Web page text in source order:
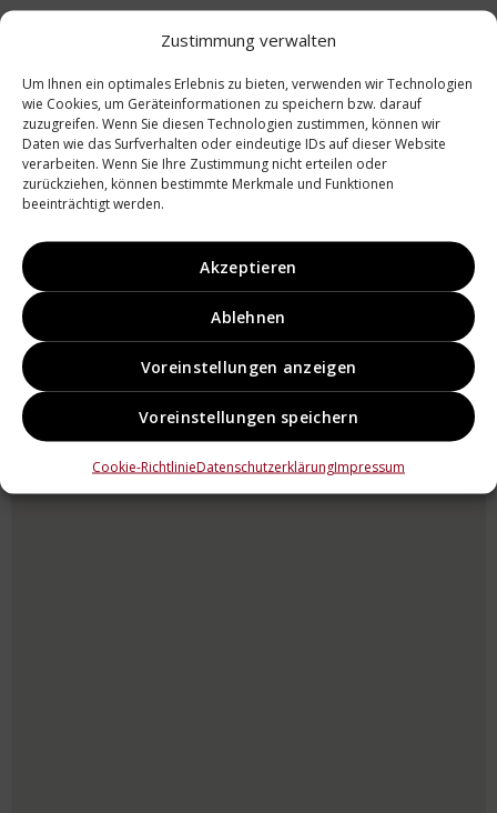
Zustimmung verwalten
Um Ihnen ein optimales Erlebnis zu bieten, verwenden wir Technologien
wie Cookies, um Geräteinformationen zu speichern bzw. darauf
zuzugreifen. Wenn Sie diesen Technologien zustimmen, können wir
Daten wie das Surfverhalten oder eindeutige IDs auf dieser Website
verarbeiten. Wenn Sie Ihre Zustimmung nicht erteilen oder
zurückziehen, können bestimmte Merkmale und Funktionen
beeinträchtigt werden.
Akzeptieren
Ablehnen
Voreinstellungen anzeigen
Voreinstellungen speichern
Cookie-RichtlinieDatenschutzerklärungImpressum